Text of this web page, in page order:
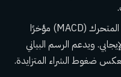
تجاوز مؤشر تقارب وتباعد المتوسط ​​المتحرك (MACD) مؤخرًا
ويدعم الرسم البياني